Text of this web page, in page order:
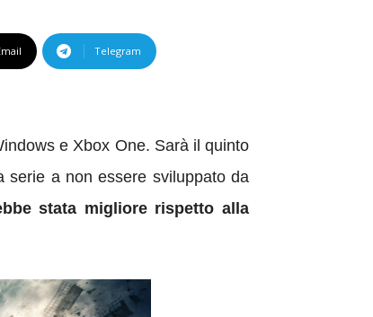
Telegram
e Xbox One. Sarà il quinto
serie a non essere sviluppato da
stata migliore rispetto alla